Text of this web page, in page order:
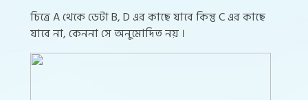
চিত্রে A থেকে ডেটা B, D এর কাছে যাবে কিন্তু C এর কাছে
যাবে না, কেননা সে অনুমোদিত নয় ।